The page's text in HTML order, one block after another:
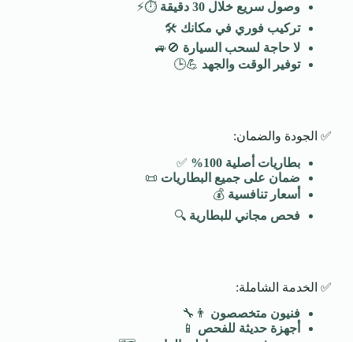
وصول سريع خلال 30 دقيقة
⏱️⚡
تركيب فوري في مكانك 🛠️
لا حاجة لسحب السيارة 🚫🚙
توفير الوقت والجهد 💪🕒
✅ الجودة والضمان:
بطاريات أصلية 100
%
✅
ضمان على جميع البطاريات 📜
أسعار تنافسية 💰
فحص مجاني للبطارية 🔍
✅ الخدمة الشاملة:
فنيون متخصصون 👨‍🔧
أجهزة حديثة للفحص 📱